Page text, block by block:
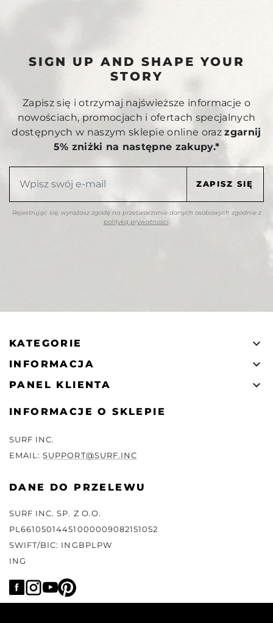
SIGN UP AND SHAPE YOUR
STORY
Zapisz się i otrzymaj najświeższe informacje o
nowościach, promocjach i ofertach specjalnych
dostępnych w naszym sklepie online orazzgarnij
5% zniżki na następne zakupy.*
Rejestrując się, wyrażasz zgodę na przetwarzanie danych osobowych zgodnie z
polityką prywatności.
KATEGORIE 
INFORMACJA 
PANEL KLIENTA 
INFORMACJE O SKLEPIE
SURF INC.
EMAIL:SUPPORT@SURF.INC
DANE DO PRZELEWU
SURF INC. SP. Z O.O.
PL66105014451000009082151052
SWIFT/BIC: INGBPLPW
ING